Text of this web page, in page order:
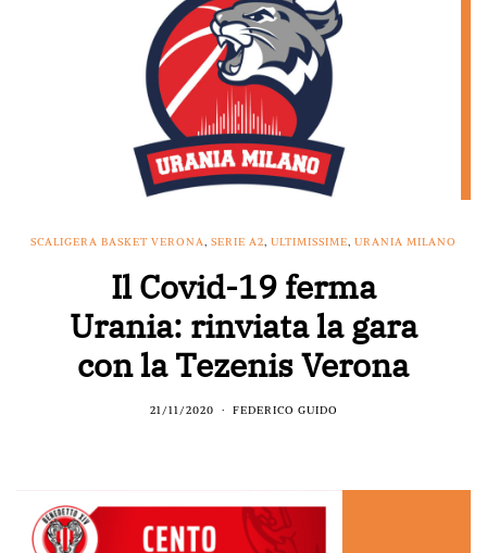
SCALIGERA BASKET VERONA, SERIE A2, ULTIMISSIME, URANIA MILANO
Il Covid-19 ferma
Urania: rinviata la gara
con la Tezenis Verona
21/11/2020 FEDERICO GUIDO